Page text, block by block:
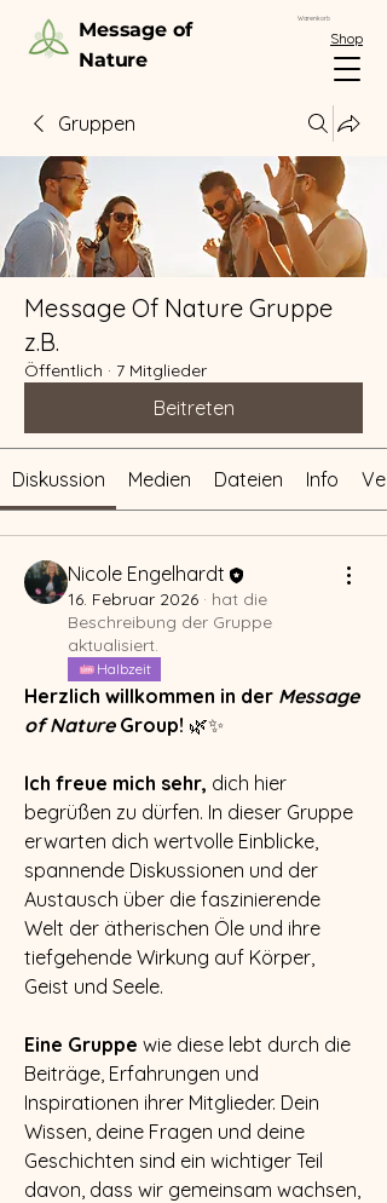
Message of
Nature
Warenkorb
Shop
Gruppen
Message Of Nature Gruppe
z.B.
Öffentlich · 7 Mitglieder
Beitreten
Diskussion Medien Dateien Info
Nicole Engelhardt
16. Februar 2026 · hat die
Beschreibung der Gruppe
aktualisiert.
Halbzeit
Herzlich willkommen in der Message
of Nature Group! 🌿✨
Ich freue mich sehr, dich hier
begrüßen zu dürfen. In dieser Gruppe
erwarten dich wertvolle Einblicke,
spannende Diskussionen und der
Austausch über die faszinierende
Welt der ätherischen Öle und ihre
tiefgehende Wirkung auf Körper,
Geist und Seele.
Eine Gruppe wie diese lebt durch die
Beiträge, Erfahrungen und
Inspirationen ihrer Mitglieder. Dein
Wissen, deine Fragen und deine
Geschichten sind ein wichtiger Teil
davon, dass wir gemeinsam wachsen,